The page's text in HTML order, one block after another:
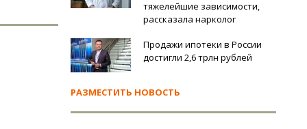
тяжелейшие зависимости,
рассказала нарколог
Продажи ипотеки в России
достигли 2,6 трлн рублей
РАЗМЕСТИТЬ НОВОСТЬ